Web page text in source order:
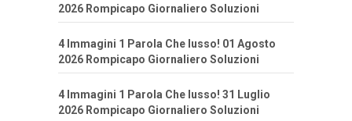
2026 Rompicapo Giornaliero Soluzioni
4 Immagini 1 Parola Che lusso! 01 Agosto
2026 Rompicapo Giornaliero Soluzioni
4 Immagini 1 Parola Che lusso! 31 Luglio
2026 Rompicapo Giornaliero Soluzioni